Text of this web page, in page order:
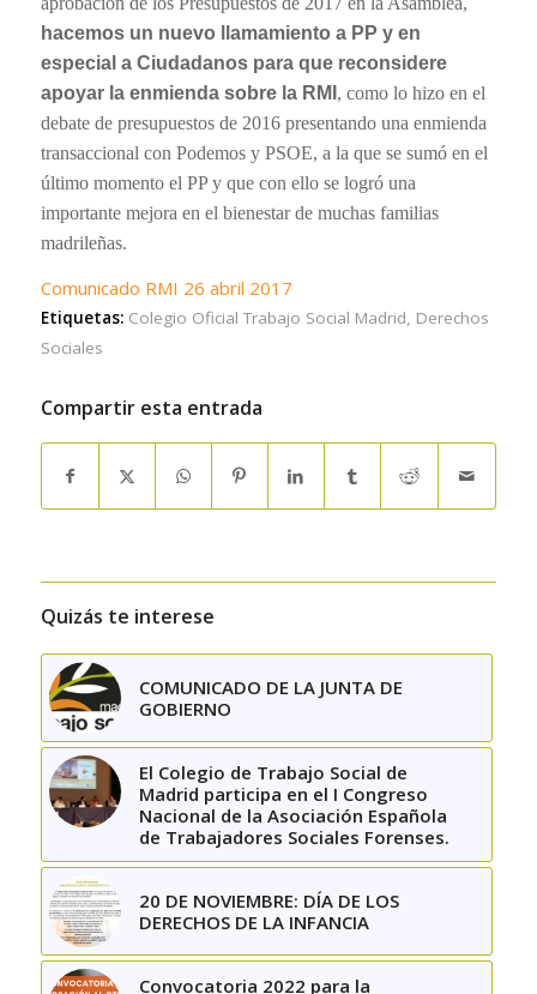
hacemos un nuevo llamamiento a PP y en
especial a Ciudadanos para que reconsidere
apoyar la enmienda sobre la RMI , como lo hizo en el
debate de presupuestos de 2016 presentando una enmienda
transaccional con Podemos y PSOE, a la que se sumó en el
último momento el PP y que con ello se logró una
importante mejora en el bienestar de muchas familias
madrileñas.
Comunicado RMI 26 abril 2017
Etiquetas: Colegio Oficial Trabajo Social Madrid, Derechos
Sociales
Compartir esta entrada
Quizás te interese
COMUNICADO DE LA JUNTA DE
GOBIERNO
El Colegio de Trabajo Social de
Madrid participa en el I Congreso
Nacional de la Asociación Española
de Trabajadores Sociales Forenses.
20 DE NOVIEMBRE: DÍA DE LOS
DERECHOS DE LA INFANCIA
Convocatoria 2022 para la